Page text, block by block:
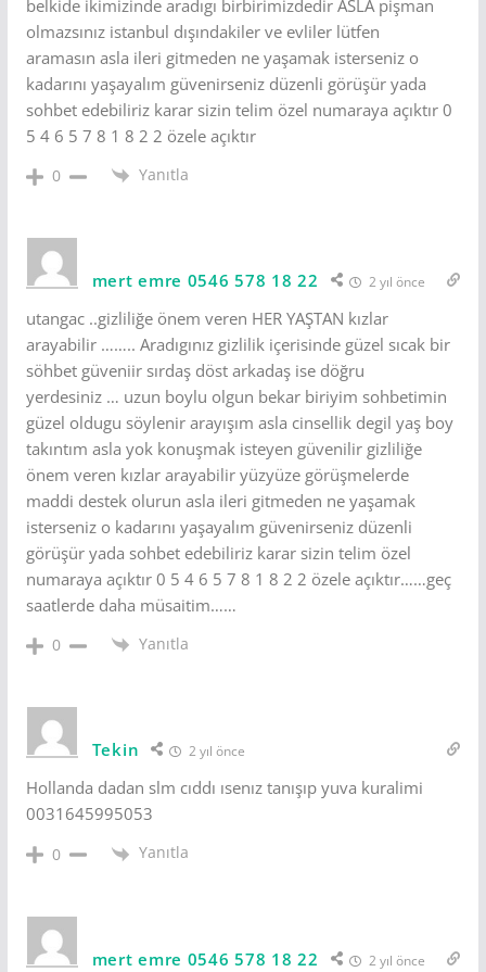
belkide ikimizinde aradıgı birbirimizdedir ASLA pişman
olmazsınız istanbul dışındakiler ve evliler lütfen
aramasın asla ileri gitmeden ne yaşamak isterseniz o
kadarını yaşayalım güvenirseniz düzenli görüşür yada
sohbet edebiliriz karar sizin telim özel numaraya açıktır 0
5 4 6 5 7 8 1 8 2 2 özele açıktır
0 Yanıtla
mert emre 0546 578 18 22 2 yıl önce
utangac ..gizliliğe önem veren HER YAŞTAN kızlar
arayabilir …….. Aradıgınız gizlilik içerisinde güzel sıcak bir
söhbet güveniir sırdaş döst arkadaş ise döğru
yerdesiniz … uzun boylu olgun bekar biriyim sohbetimin
güzel oldugu söylenir arayışım asla cinsellik degil yaş boy
takıntım asla yok konuşmak isteyen güvenilir gizliliğe
önem veren kızlar arayabilir yüzyüze görüşmelerde
maddi destek olurun asla ileri gitmeden ne yaşamak
isterseniz o kadarını yaşayalım güvenirseniz düzenli
görüşür yada sohbet edebiliriz karar sizin telim özel
numaraya açıktır 0 5 4 6 5 7 8 1 8 2 2 özele açıktır……geç
saatlerde daha müsaitim……
0 Yanıtla
Tekin 2 yıl önce
Hollanda dadan slm cıddı ısenız tanışıp yuva kuralimi
0031645995053
0 Yanıtla
mert emre 0546 578 18 22 2 yıl önce